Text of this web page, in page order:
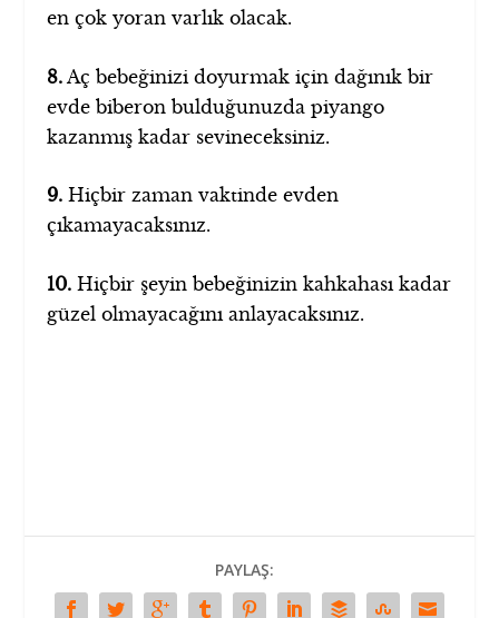
en çok yoran varlık olacak.
8. Aç bebeğinizi doyurmak için dağınık bir
evde biberon bulduğunuzda piyango
kazanmış kadar sevineceksiniz.
9. Hiçbir zaman vaktinde evden
çıkamayacaksınız.
10. Hiçbir şeyin bebeğinizin kahkahası kadar
güzel olmayacağını anlayacaksınız.
PAYLAŞ: